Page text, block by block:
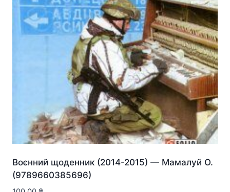
Воєнний щоденник (2014-2015) — Мамалуй О.
(9789660385696)